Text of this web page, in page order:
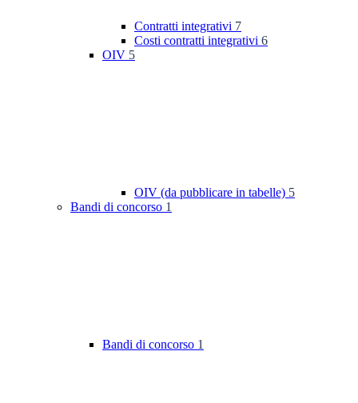
Contratti integrativi 7
Costi contratti integrativi 6
OIV 5
OIV (da pubblicare in tabelle) 5
Bandi di concorso 1
Bandi di concorso 1